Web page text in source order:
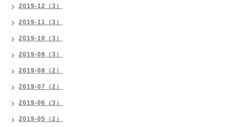
2019-12（3）
2019-11（3）
2019-10（3）
2019-09（3）
2019-08（2）
2019-07（2）
2019-06（3）
2019-05（2）